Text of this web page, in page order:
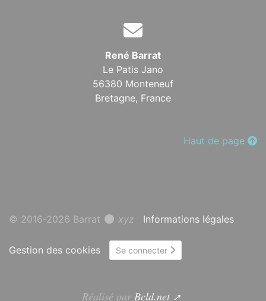
René Barrat
Le Patis Jano
56380 Monteneuf
Bretagne, France
Haut de page
© 2016-2026 Barrat xyz Informations légales
Gestion des cookies Se connecter
Réalisé par Bcld.net